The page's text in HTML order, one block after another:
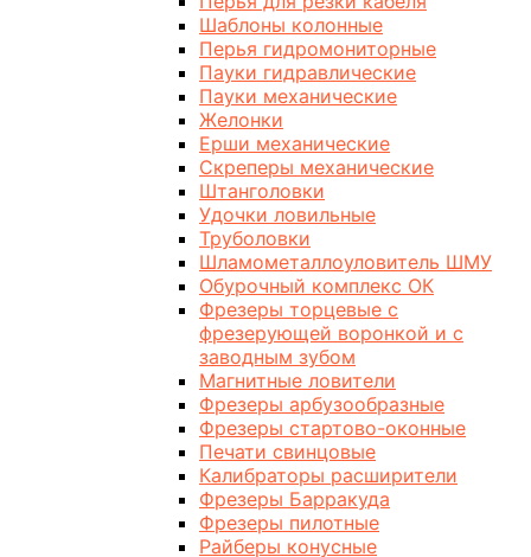
Шаблоны колонные
Перья гидромониторные
Пауки гидравлические
Пауки механические
Желонки
Ерши механические
Скреперы механические
Штанголовки
Удочки ловильные
Труболовки
Шламометаллоуловитель ШМУ
Обурочный комплекс ОК
Фрезеры торцевые с
фрезерующей воронкой и с
заводным зубом
Магнитные ловители
Фрезеры арбузообразные
Фрезеры стартово-оконные
Печати свинцовые
Калибраторы расширители
Фрезеры Барракуда
Фрезеры пилотные
Райберы конусные